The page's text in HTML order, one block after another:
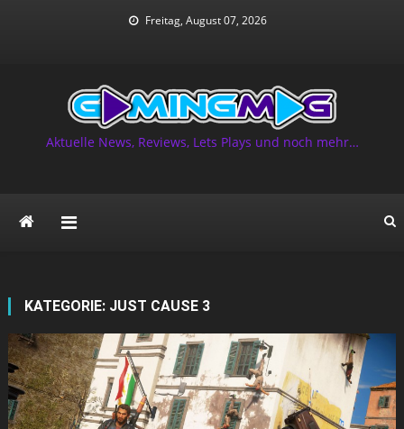
Freitag, August 07, 2026
Aktuelle News, Reviews, Lets Plays und noch mehr…
KATEGORIE: JUST CAUSE 3